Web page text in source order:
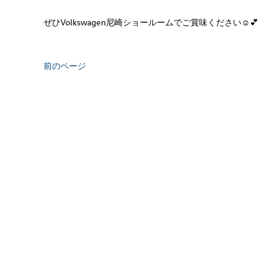
ぜひVolkswagen尼崎ショールームでご賞味ください☺💕
前のページ